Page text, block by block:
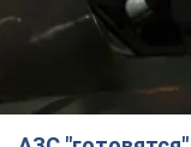
приостановил
бального зала
долларов
Трамп уже заявил,
апелляцию, назвав
9 годин тому